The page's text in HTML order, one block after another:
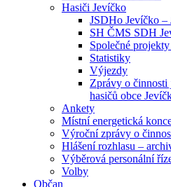
Hasiči Jevíčko
JSDHo Jevíčko –
SH ČMS SDH
Společné
Statistiky
Výjezdy
Zprávy o
hasičů obce
Ankety
Místní energetická
Výroční zprávy o
Hlášení rozhlasu –
Výběrová personální
Volby
Občan